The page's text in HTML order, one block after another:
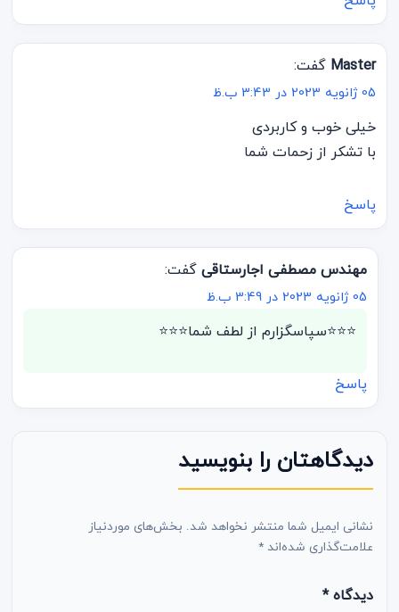
Master گفت:
05 ژانویه 2023 در 3:43 ب.ظ
خیلی خوب و کاربردی
با تشکر از زحمات شما
پاسخ
مهندس مصطفی اجارستاقی گفت:
05 ژانویه 2023 در 3:49 ب.ظ
⭐⭐⭐سپاسگزارم از لطف شما⭐⭐⭐
پاسخ
دیدگاهتان را بنویسید
نشانی ایمیل شما منتشر نخواهد شد. بخش‌های موردنیاز
علامت‌گذاری شده‌اند*
دیدگاه*